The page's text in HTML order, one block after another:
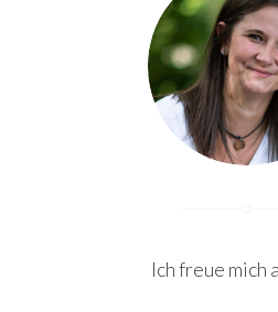
Ich freue mich